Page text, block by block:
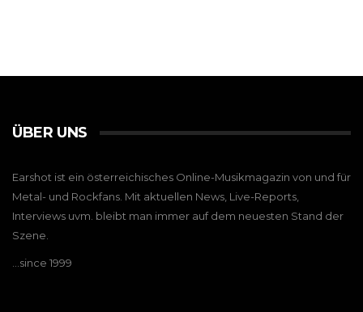
ÜBER UNS
Earshot ist ein österreichisches Online-Musikmagazin von und für
Metal- und Rockfans. Mit aktuellen News, Live-Reports,
Interviews uvm. bleibt man immer auf dem neuesten Stand der
Szene.
…since 1999